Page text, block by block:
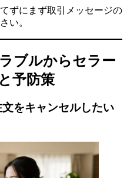
ずにまず取引メッセージの
い。
ブルからセラー
予防策
をキャンセルしたい